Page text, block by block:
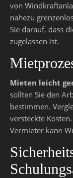
von
nahezu
Sie darauf, dass
zugelassen ist.
Mieten leicht
sollten Sie den
bestimmen.
versteckte
Vermieter kann